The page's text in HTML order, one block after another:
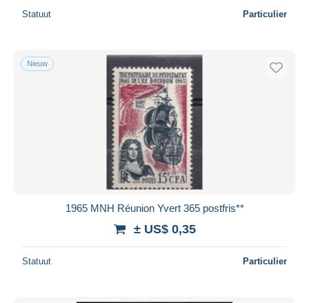
Statuut Particulier
Nieuw
1965 MNH Réunion Yvert 365 postfris**
± US$ 0,35
Statuut Particulier